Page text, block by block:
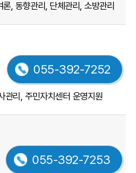
, 동향관리, 단체관리, 소방관리
055-392-7252
관리, 주민자치센터 운영지원
055-392-7253